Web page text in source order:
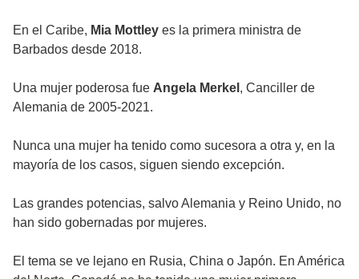
En el Caribe, Mia Mottley es la primera ministra de
Barbados desde 2018.
Una mujer poderosa fue Angela Merkel , Canciller de
Alemania de 2005-2021.
Nunca una mujer ha tenido como sucesora a otra y, en la
mayoría de los casos, siguen siendo excepción.
Las grandes potencias, salvo Alemania y Reino Unido, no
han sido gobernadas por mujeres.
El tema se ve lejano en Rusia, China o Japón. En América